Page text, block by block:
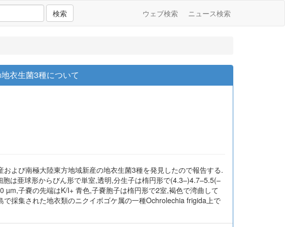
検索 ウェブ検索 ニュース検索
衣生菌3種について
よび南極大陸東方地域新産の地衣生菌3種を発見したので報告する.
は亜球形からびん形で単室,透明,分生子は楕円形で(4.3–)4.7–5.5(–
子嚢の先端はK/I+ 青色,子嚢胞子は楕円形で2室,褐色で湾曲して
採集された地衣類のニクイボゴケ属の一種Ochrolechia frigida上で